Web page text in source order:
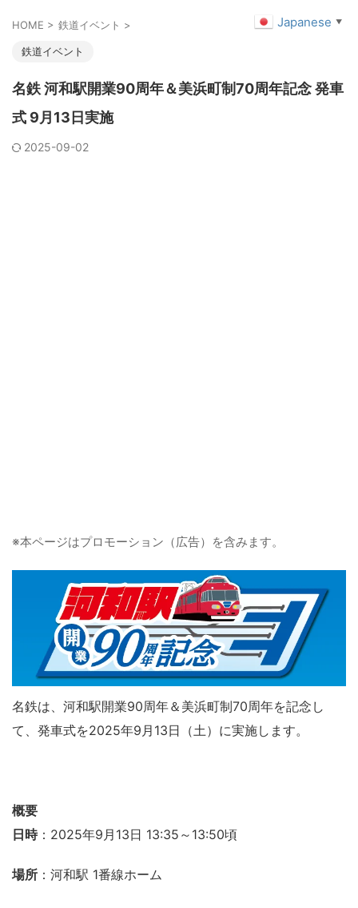
HOME > 鉄道イベント >
鉄道イベント
名鉄 河和駅開業90周年＆美浜町制70周年記念 発車
式 9月13日実施
2025-09-02
※本ページはプロモーション（広告）を含みます。
名鉄は、河和駅開業90周年＆美浜町制70周年を記念し
て、発車式を2025年9月13日（土）に実施します。
概要
日時：2025年9月13日 13:35～13:50頃
場所 ：河和駅 1番線ホーム
Japanese ▼